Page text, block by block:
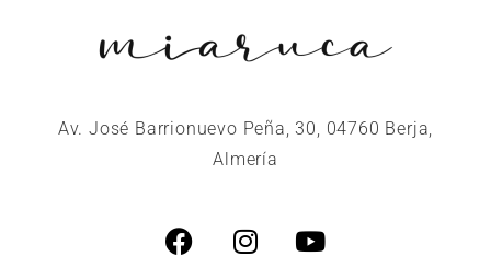
Av. José Barrionuevo Peña, 30, 04760 Berja,
Almería